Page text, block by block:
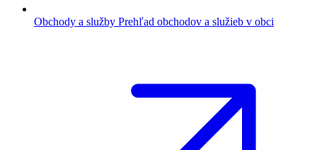
Obchody a služby Prehľad obchodov a služieb v obci